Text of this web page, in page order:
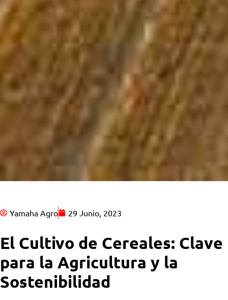
Yamaha Agro 29 Junio, 2023
El Cultivo de Cereales: Clave
para la Agricultura y la
Sostenibilidad